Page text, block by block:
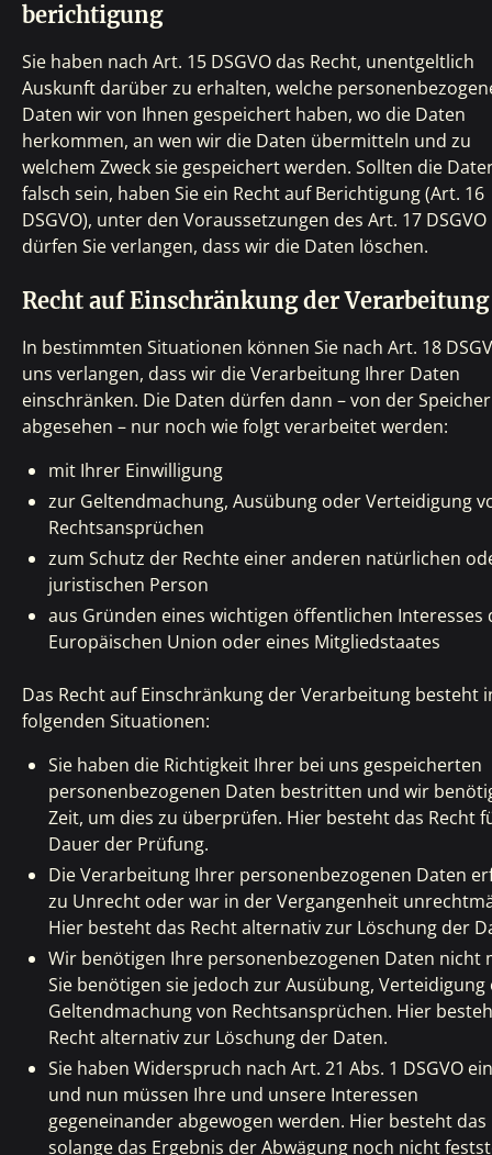
berichtigung
Sie haben nach Art. 15 DSGVO das Recht, unentgeltlich
Auskunft darüber zu erhalten, welche
Daten wir von Ihnen gespeichert haben, wo die Daten
herkommen, an wen wir die Daten übermitteln und zu
welchem Zweck sie gespeichert werden. Sollten die
falsch sein, haben Sie ein Recht auf Berichtigung (Art. 16
DSGVO), unter den Voraussetzungen des Art. 17 DSGVO
dürfen Sie verlangen, dass wir die Daten löschen.
Recht auf Einschränkung der Verarbeitung
In bestimmten Situationen können Sie nach Art. 18
uns verlangen, dass wir die Verarbeitung Ihrer Daten
einschränken. Die Daten dürfen dann – von der
abgesehen – nur noch wie folgt verarbeitet werden:
mit Ihrer Einwilligung
zur Geltendmachung, Ausübung oder Verteidigung
Rechtsansprüchen
zum Schutz der Rechte einer anderen natürlichen
juristischen Person
aus Gründen eines wichtigen öffentlichen Interesses
Europäischen Union oder eines Mitgliedstaates
Das Recht auf Einschränkung der Verarbeitung besteht
folgenden Situationen:
Sie haben die Richtigkeit Ihrer bei uns gespeicherten
personenbezogenen Daten bestritten und wir
Zeit, um dies zu überprüfen. Hier besteht das Recht
Dauer der Prüfung.
Die Verarbeitung Ihrer personenbezogenen Daten
zu Unrecht oder war in der Vergangenheit
Hier besteht das Recht alternativ zur Löschung der
Wir benötigen Ihre personenbezogenen Daten nicht
Sie benötigen sie jedoch zur Ausübung, Verteidigung
Geltendmachung von Rechtsansprüchen. Hier
Recht alternativ zur Löschung der Daten.
Sie haben Widerspruch nach Art. 21 Abs. 1 DSGVO
und nun müssen Ihre und unsere Interessen
gegeneinander abgewogen werden. Hier besteht das
solange das Ergebnis der Abwägung noch nicht